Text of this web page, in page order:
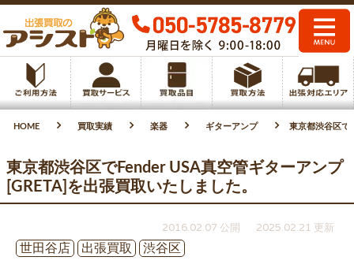
HOME 買取実績 楽器 ギターアンプ 東京都渋谷区で
東京都渋谷区でFender USA真空管ギターアンプ
[GRETA]を出張買取いたしました。
2016.02.07 公開
2025.02.21 更新
世田谷店
出張買取 渋谷区